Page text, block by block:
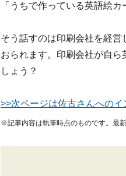
「うちで作っている英語絵
そう話すのは印刷会社を経
おられます。印刷会社が自
しょう？
>>次ページは佐古さんへの
※記事内容は執筆時点のものです。最